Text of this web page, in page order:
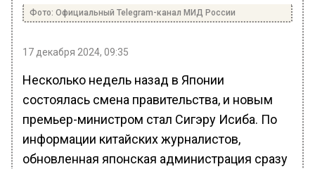
Фото: Официальный Telegram-канал МИД России
17 декабря 2024, 09:35
Несколько недель назад в Японии
состоялась смена правительства, и новым
премьер-министром стал Сигэру Исиба. По
информации китайских журналистов,
обновленная японская администрация сразу